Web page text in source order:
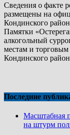
Сведения о факте
размещены на
Кондинского
Памятки
алкогольный
местам и торговым
Кондинского
Последние
Масштабная
на штурм